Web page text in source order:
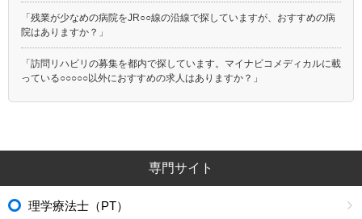
「残業が少なめの病院をJR○○線の沿線で探していますが、おすすめの病
院はありますか？」
「訪問リハビリの募集を都内で探しています。マイナビコメディカルに載
っている○○○○○以外におすすめの求人はありますか？」
専門サイト
理学療法士（PT）